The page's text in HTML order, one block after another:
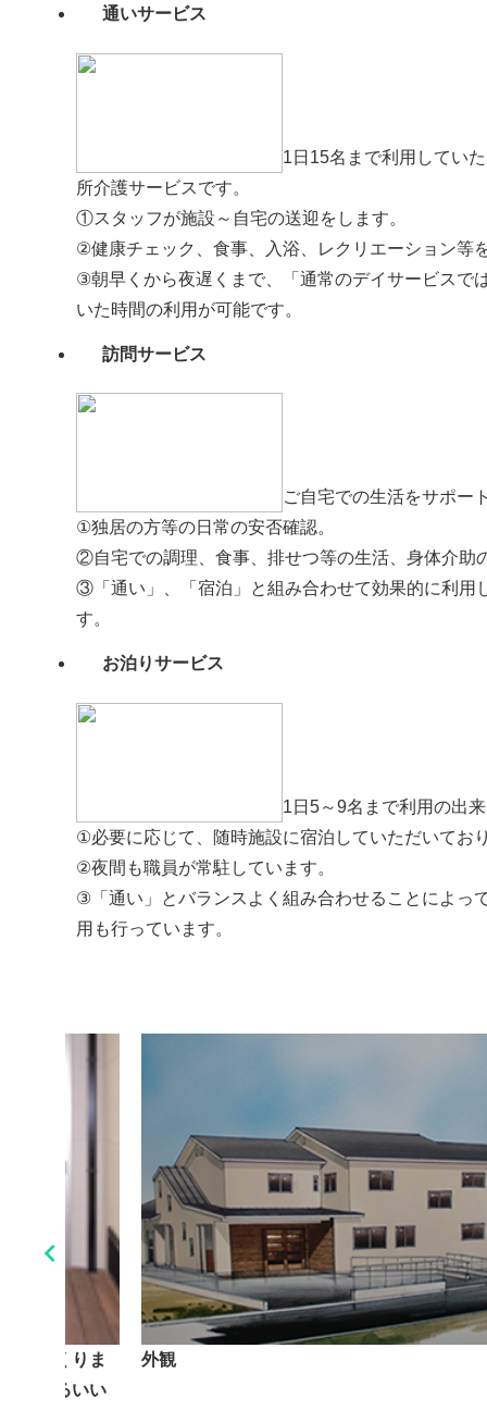
通いサービス
1日15名まで利用してい
所介護サービスです。
①スタッフが施設～自宅の送迎をします。
②健康チェック、食事、入浴、レクリエーション等
③朝早くから夜遅くまで、「通常のデイサービスで
いた時間の利用が可能です。
訪問サービス
ご自宅での生活をサポー
①独居の方等の日常の安否確認。
②自宅での調理、食事、排せつ等の生活、身体介助
③「通い」、「宿泊」と組み合わせて効果的に利用
す。
お泊りサービス
1日5～9名まで利用の出
①必要に応じて、随時施設に宿泊していただいてお
②夜間も職員が常駐しています。
③「通い」とバランスよく組み合わせることによっ
用も行っています。
をつくりま
感じるいい
外観
